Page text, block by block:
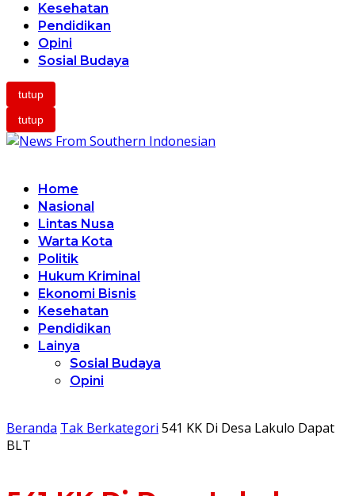
Kesehatan
Pendidikan
Opini
Sosial Budaya
tutup
tutup
Home
Nasional
Lintas Nusa
Warta Kota
Politik
Hukum Kriminal
Ekonomi Bisnis
Kesehatan
Pendidikan
Lainya
Sosial Budaya
Opini
Beranda Tak Berkategori 541 KK Di Desa Lakulo Dapat
BLT